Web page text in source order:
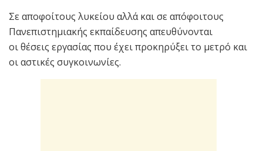
Σε αποφοίτους λυκείου αλλά και σε απόφοιτους
Πανεπιστημιακής εκπαίδευσης απευθύνονται
οι θέσεις εργασίας που έχει προκηρύξει το μετρό και
οι αστικές συγκοινωνίες.